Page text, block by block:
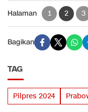
Halaman 1 2 3
Bagikan
TAG
Pilpres 2024